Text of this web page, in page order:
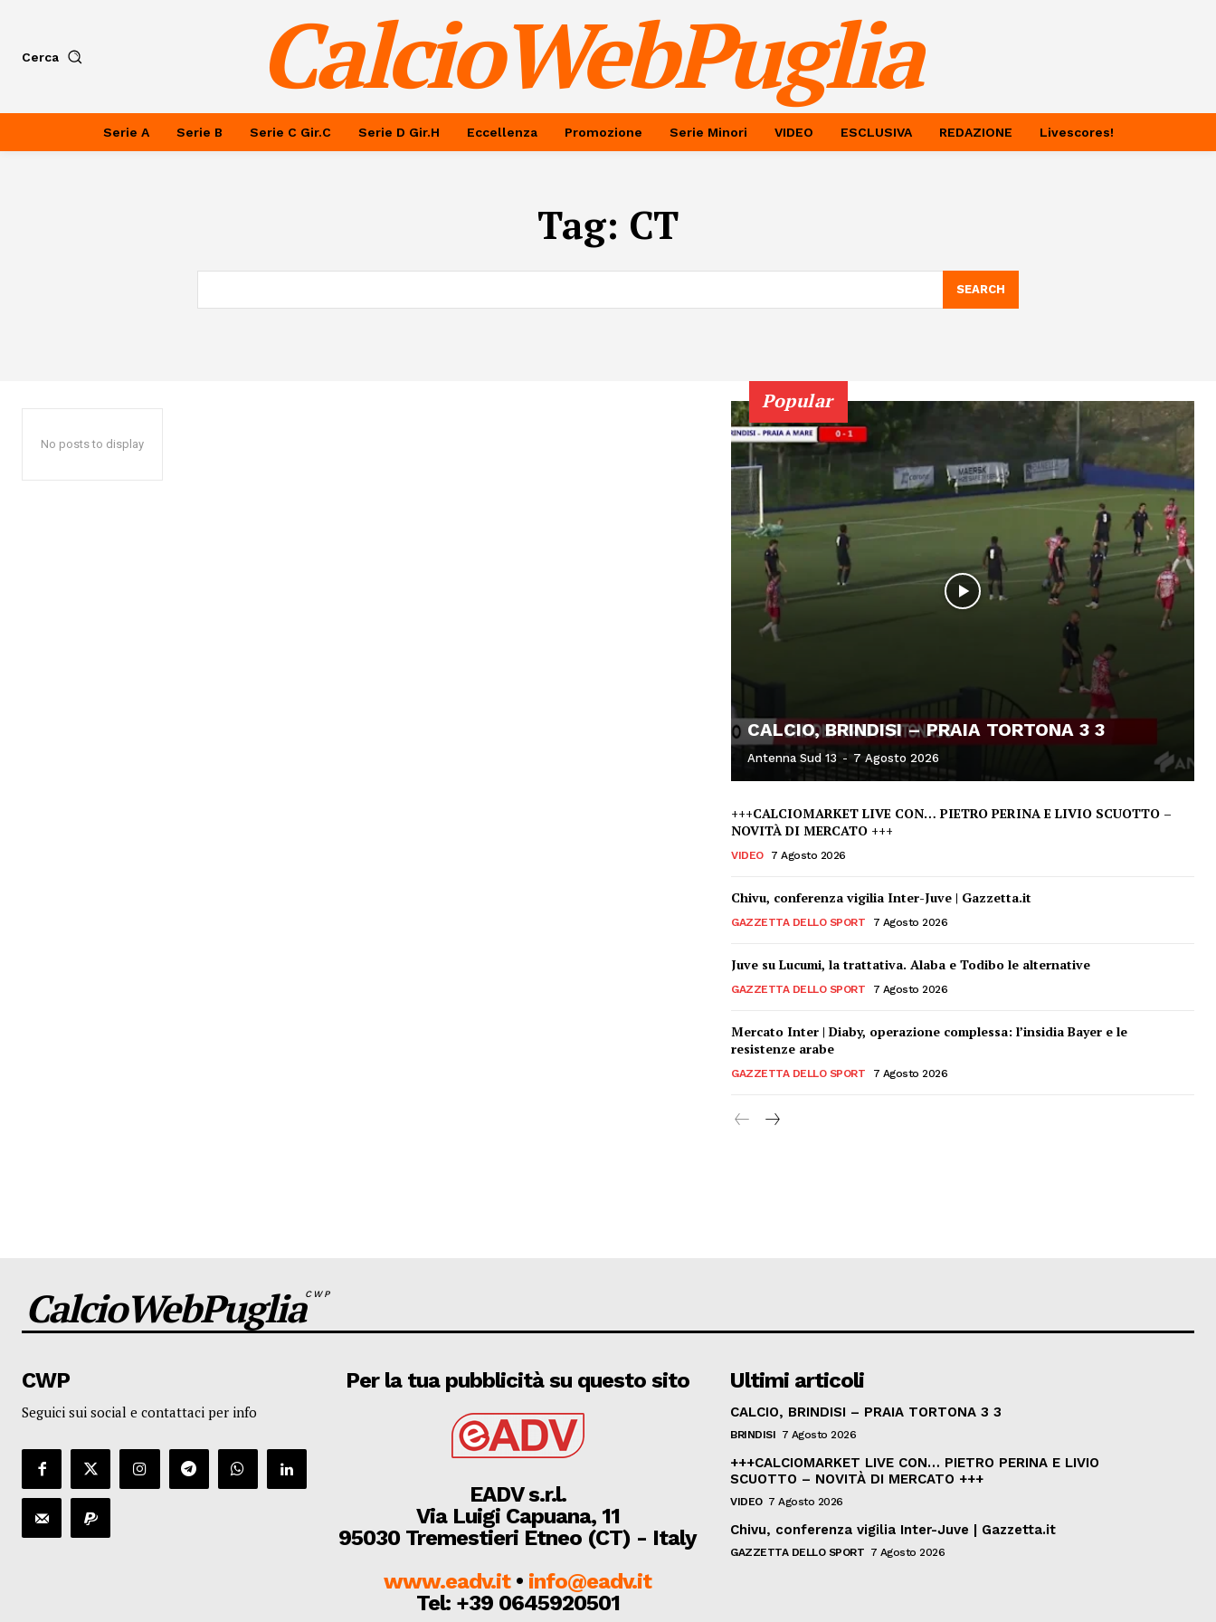
Cerca CalcioWebPuglia
Serie A Serie B Serie C Gir.C Serie D Gir.H Eccellenza Promozione Serie Minori VIDEO ESCLUSIVA REDAZIONE Livescores!
Tag: CT
SEARCH
No posts to display
Popular
CALCIO, BRINDISI – PRAIA TORTONA 3 3
Antenna Sud 13 - 7 Agosto 2026
+++CALCIOMARKET LIVE CON… PIETRO PERINA E LIVIO SCUOTTO –
NOVITÀ DI MERCATO +++
VIDEO 7 Agosto 2026
Chivu, conferenza vigilia Inter-Juve | Gazzetta.it
GAZZETTA DELLO SPORT 7 Agosto 2026
Juve su Lucumi, la trattativa. Alaba e Todibo le alternative
GAZZETTA DELLO SPORT 7 Agosto 2026
Mercato Inter | Diaby, operazione complessa: l’insidia Bayer e le
resistenze arabe
GAZZETTA DELLO SPORT 7 Agosto 2026
CalcioWebPugliaCWP
CWP
Seguici sui social e contattaci per info
Per la tua pubblicità su questo sito
EADV s.r.l.
Via Luigi Capuana, 11
95030 Tremestieri Etneo (CT) - Italy
www.eadv.it• info@eadv.it
Tel: +39 0645920501
Ultimi articoli
CALCIO, BRINDISI – PRAIA TORTONA 3 3
BRINDISI 7 Agosto 2026
+++CALCIOMARKET LIVE CON… PIETRO PERINA E LIVIO
SCUOTTO – NOVITÀ DI MERCATO +++
VIDEO 7 Agosto 2026
Chivu, conferenza vigilia Inter-Juve | Gazzetta.it
GAZZETTA DELLO SPORT 7 Agosto 2026